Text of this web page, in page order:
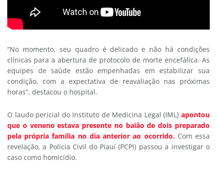
“No momento, seu quadro é delicado e não há condições
clínicas para a abertura de protocolo de morte encefálica. As
equipes de saúde estão empenhadas em estabilizar sua
condição, com a expectativa de reavaliação nas próximas
horas”, destacou o hospital.
O laudo pericial do Instituto de Medicina Legal (IML) apontou
que o veneno estava presente no baião de dois preparado
pela própria família no dia anterior ao ocorrido.Com essa
revelação, a Polícia Civil do Piauí (PCPI) passou a investigar o
caso como homicídio.